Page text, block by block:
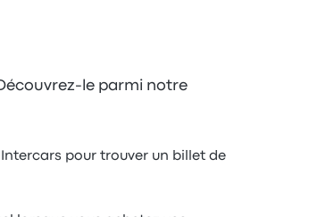
le parmi notre
pour trouver un billet de